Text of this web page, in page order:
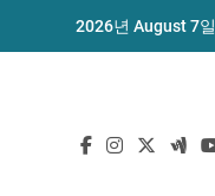
2026년 August 7일